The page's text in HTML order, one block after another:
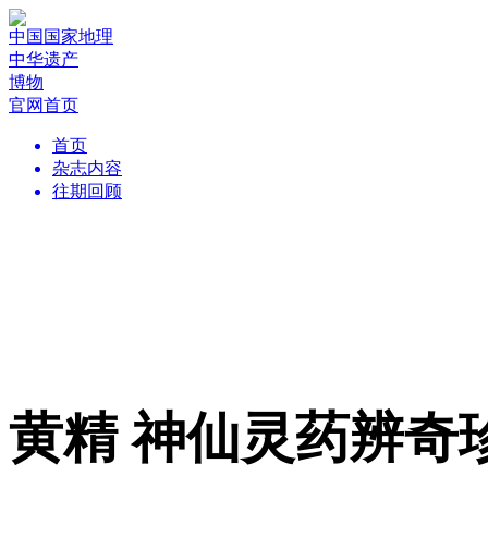
中国国家地理
中华遗产
博物
官网首页
首页
杂志内容
往期回顾
黄精 神仙灵药辨奇